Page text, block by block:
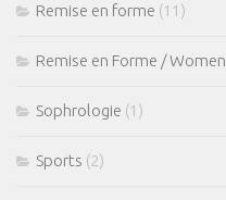
Remise en forme (11)
Remise en Forme / Women
Sophrologie (1)
Sports (2)